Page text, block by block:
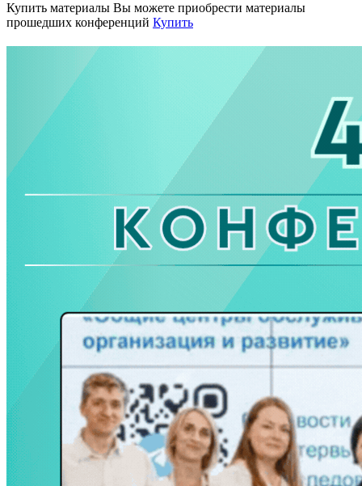
Купить материалы Вы можете приобрести материалы
прошедших конференций Купить